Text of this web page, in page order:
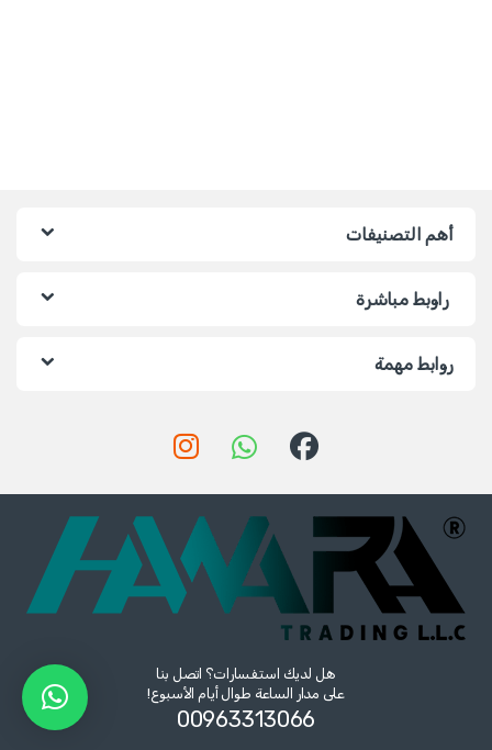
أهم التصنيفات
راوبط مباشرة
روابط مهمة
هل لديك استفسارات؟ اتصل بنا
على مدار الساعة طوال أيام الأسبوع!
00963313066‏